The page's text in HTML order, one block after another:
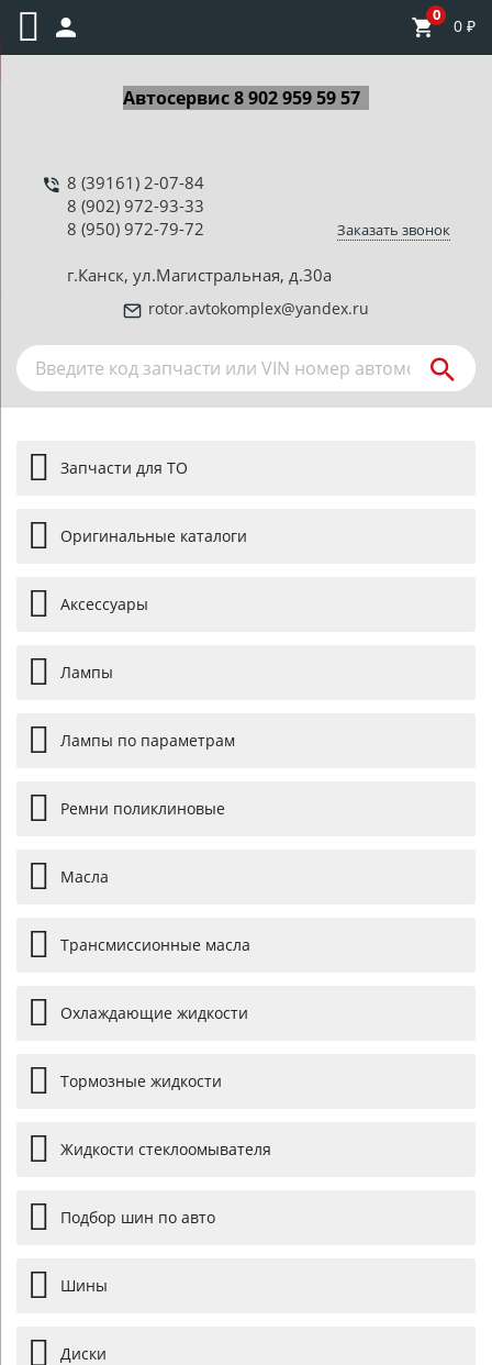
0
0 ₽
Автосервис 8 902 959 59 57
8 (39161) 2-07-84
8 (902) 972-93-33
8 (950) 972-79-72
г.Канск, ул.Магистральная, д.30а
Заказать звонок
rotor.avtokomplex@yandex.ru
Запчасти для ТО
Оригинальные каталоги
Аксессуары
Лампы
Лампы по параметрам
Ремни поликлиновые
Масла
Трансмиссионные масла
Охлаждающие жидкости
Тормозные жидкости
Жидкости стеклоомывателя
Подбор шин по авто
Шины
Диски